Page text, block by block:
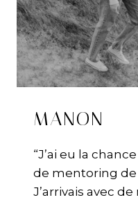
MANON
“J’ai eu la
de mentoring de
J’arrivais avec